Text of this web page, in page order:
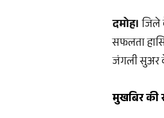
दमोह।जिले
सफलता
जंगली सुअर
मुखबिर की